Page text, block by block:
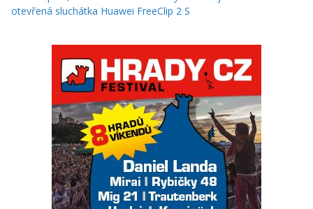
otevřená sluchátka Huawei FreeClip 2 S